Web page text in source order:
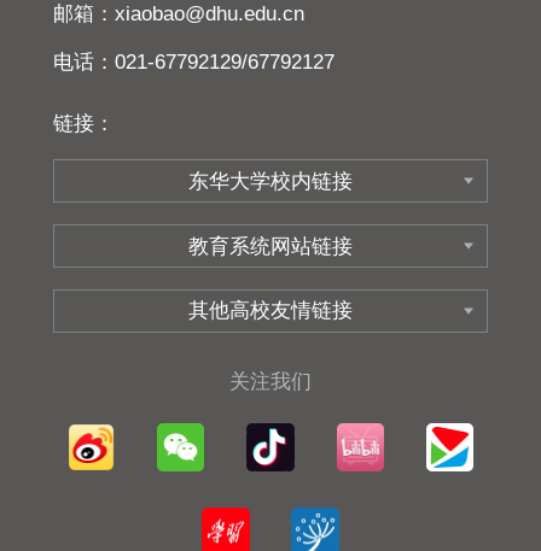
邮箱：xiaobao@dhu.edu.cn
电话：021-67792129/67792127
链接：
关注我们